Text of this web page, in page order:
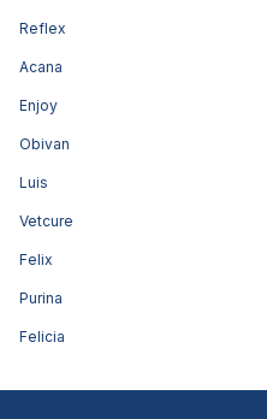
Reflex
Acana
Enjoy
Obivan
Luis
Vetcure
Felix
Purina
Felicia